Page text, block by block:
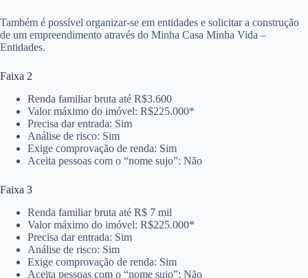
Também é possível organizar-se em entidades e solicitar a construção
de um empreendimento através do Minha Casa Minha Vida –
Entidades.
Faixa 2
Renda familiar bruta até R$3.600
Valor máximo do imóvel: R$225.000*
Precisa dar entrada: Sim
Análise de risco: Sim
Exige comprovação de renda: Sim
Aceita pessoas com o “nome sujo”: Não
Faixa 3
Renda familiar bruta até R$ 7 mil
Valor máximo do imóvel: R$225.000*
Precisa dar entrada: Sim
Análise de risco: Sim
Exige comprovação de renda: Sim
Aceita pessoas com o “nome sujo”: Não